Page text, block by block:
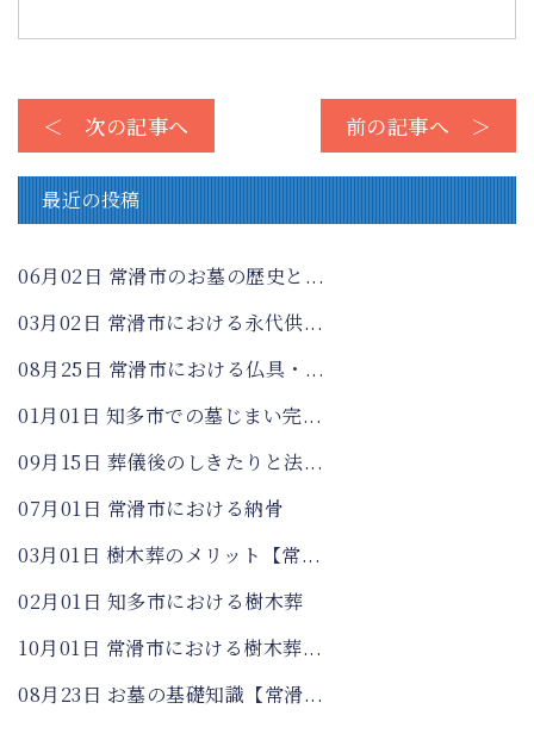
＜ 次の記事へ 前の記事へ ＞
最近の投稿
06月02日 常滑市のお墓の歴史と...
03月02日 常滑市における永代供...
08月25日 常滑市における仏具・...
01月01日 知多市での墓じまい完...
09月15日 葬儀後のしきたりと法...
07月01日 常滑市における納骨
03月01日 樹木葬のメリット【常...
02月01日 知多市における樹木葬
10月01日 常滑市における樹木葬...
08月23日 お墓の基礎知識【常滑...